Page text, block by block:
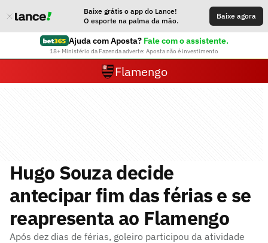
Baixe grátis o app do Lance!
O esporte na palma da mão.
Baixe agora
Ajuda com Aposta? Fale com o assistente.
18+ Ministério da Fazenda adverte: Aposta não é investimento
Flamengo
Hugo Souza decide
antecipar fim das férias e se
reapresenta ao Flamengo
Após dez dias de férias, goleiro participou da atividade